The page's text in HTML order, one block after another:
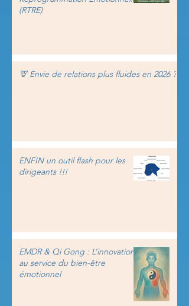
(RTRE)
🦒 Envie de relations plus fluides en 2026 ?
ENFIN un outil flash pour les
dirigeants !!!
EMDR & Qi Gong : L’innovation
au service du bien-être
émotionnel